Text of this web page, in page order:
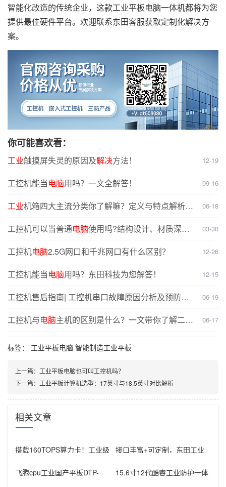
智能化改造的传统企业，这款工业平板电脑一体机都将为您
提供最佳硬件平台。欢迎联系东田客服获取定制化解决方
案。
你可能喜欢看：
工业触摸屏失灵的原因及解决方法！ 12-19
工控机能当电脑用吗？一文全解答！ 09-16
工业机箱四大主流分类你了解嘛？定义与特点解析，
06-18
工控机可以当普通电脑使用吗?结构设计、材质深度
03-30
工控机电脑2.5G网口和千兆网口有什么区别？ 12-26
工控机能当电脑用吗？东田科技为您解答！ 12-15
工控机售后指南| 工控机串口故障原因分析及预防解
06-19
工控机与电脑主机的区别是什么？一文带你了解二者
核心差异
06-17
标签： 工业平板电脑 智能制造工业平板
上一篇： 工业平板电脑也可叫工控机吗？
下一篇： 工业平板计算机选型：17英寸与18.5英寸对比解析
相关文章
搭载160TOPS算力卡！工业级
接口丰富+可定制，东田工业
飞腾cpu工业国产平板DTP-
15.6寸12代酷睿工业防护一体